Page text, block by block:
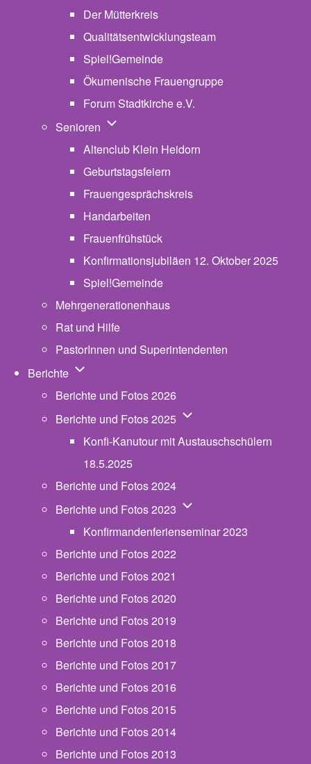
Der Mütterkreis
Qualitätsentwicklungsteam
Spiel!Gemeinde
Ökumenische Frauengruppe
Forum Stadtkirche e.V.
Senioren Unternavigation von Senioren
Altenclub Klein Heidorn
Geburtstagsfeiern
Frauengesprächskreis
Handarbeiten
Frauenfrühstück
Konfirmationsjubiläen 12. Oktober 2025
Spiel!Gemeinde
Mehrgenerationenhaus
Rat und Hilfe
PastorInnen und Superintendenten
Berichte Unternavigation von Berichte
Berichte und Fotos 2026
Berichte und Fotos 2025 Unternavigation von
Konfi-Kanutour mit Austauschschülern
18.5.2025
Berichte und Fotos 2024
Berichte und Fotos 2023 Unternavigation von
Konfirmandenferienseminar 2023
Berichte und Fotos 2022
Berichte und Fotos 2021
Berichte und Fotos 2020
Berichte und Fotos 2019
Berichte und Fotos 2018
Berichte und Fotos 2017
Berichte und Fotos 2016
Berichte und Fotos 2015
Berichte und Fotos 2014
Berichte und Fotos 2013